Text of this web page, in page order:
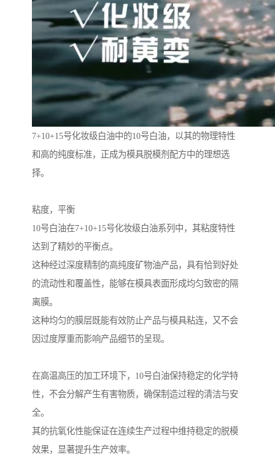
7+10+15号化妆级白油中的10号白油，以其的物理特性
和高的纯度标准，正成为模具脱模剂配方中的理想选
择。
粘度，平衡
10号白油在7+10+15号化妆级白油系列中，其粘度特性
达到了精妙的平衡点。
这种经过深度精制的高纯度矿物油产品，具有恰到好处
的流动性和覆盖性，能够在模具表面形成均匀致密的隔
离膜。
这种均匀的膜层既能有效防止产品与模具粘连，又不会
因过度厚重而影响产品细节的呈现。
在高温高压的加工环境下，10号白油保持稳定的化学特
性，不会分解产生有害物质，确保制造过程的清洁与安
全。
其的抗氧化性能保证在连续生产过程中维持稳定的脱模
效果，显著提升生产效率。